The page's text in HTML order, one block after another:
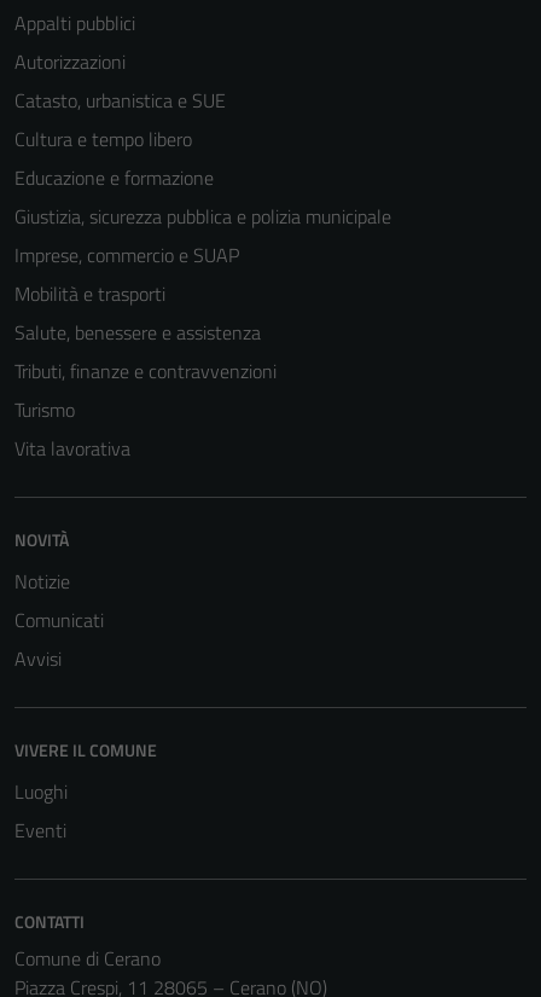
Appalti pubblici
Autorizzazioni
Catasto, urbanistica e SUE
Cultura e tempo libero
Educazione e formazione
Giustizia, sicurezza pubblica e polizia municipale
Imprese, commercio e SUAP
Mobilità e trasporti
Salute, benessere e assistenza
Tributi, finanze e contravvenzioni
Turismo
Vita lavorativa
NOVITÀ
Notizie
Comunicati
Avvisi
VIVERE IL COMUNE
Luoghi
Eventi
CONTATTI
Comune di Cerano
Piazza Crespi, 11 28065 – Cerano (NO)